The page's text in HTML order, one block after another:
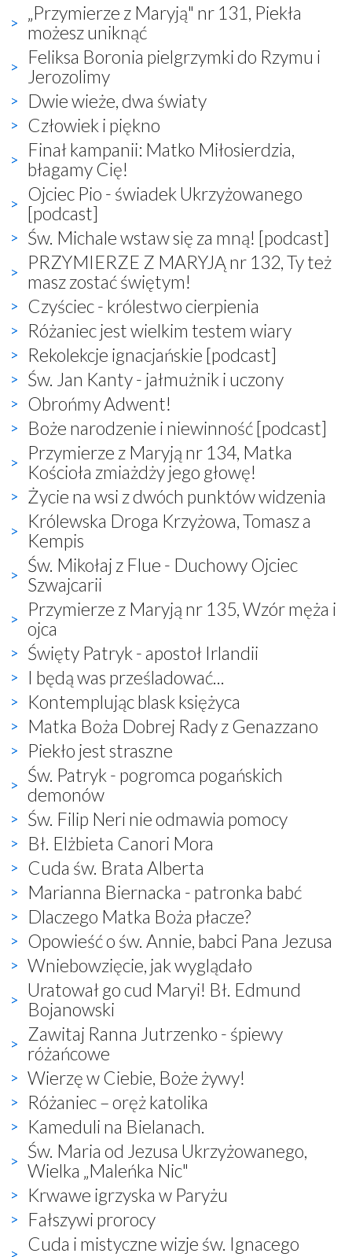
„Przymierze z Maryją" nr 131, Piekła
możesz uniknąć
Feliksa Boronia pielgrzymki do Rzymu i
Jerozolimy
Dwie wieże, dwa światy
Człowiek i piękno
Finał kampanii: Matko Miłosierdzia,
błagamy Cię!
Ojciec Pio - świadek Ukrzyżowanego
[podcast]
Św. Michale wstaw się za mną! [podcast]
PRZYMIERZE Z MARYJĄ nr 132, Ty też
masz zostać świętym!
Czyściec - królestwo cierpienia
Różaniec jest wielkim testem wiary
Rekolekcje ignacjańskie [podcast]
Św. Jan Kanty - jałmużnik i uczony
Obrońmy Adwent!
Boże narodzenie i niewinność [podcast]
Przymierze z Maryją nr 134, Matka
Kościoła zmiażdży jego głowę!
Życie na wsi z dwóch punktów widzenia
Królewska Droga Krzyżowa, Tomasz a
Kempis
Św. Mikołaj z Flue - Duchowy Ojciec
Szwajcarii
Przymierze z Maryją nr 135, Wzór męża i
ojca
Święty Patryk - apostoł Irlandii
I będą was prześladować...
Kontemplując blask księżyca
Matka Boża Dobrej Rady z Genazzano
Piekło jest straszne
Św. Patryk - pogromca pogańskich
demonów
Św. Filip Neri nie odmawia pomocy
Bł. Elżbieta Canori Mora
Cuda św. Brata Alberta
Marianna Biernacka - patronka babć
Dlaczego Matka Boża płacze?
Opowieść o św. Annie, babci Pana Jezusa
Wniebowzięcie, jak wyglądało
Uratował go cud Maryi! Bł. Edmund
Bojanowski
Zawitaj Ranna Jutrzenko - śpiewy
różańcowe
Wierzę w Ciebie, Boże żywy!
Różaniec – oręż katolika
Kameduli na Bielanach.
Św. Maria od Jezusa Ukrzyżowanego,
Wielka „Maleńka Nic"
Krwawe igrzyska w Paryżu
Fałszywi prorocy
Cuda i mistyczne wizje św. Ignacego